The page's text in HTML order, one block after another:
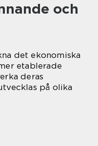
och
det ekonomiska
etablerade
deras
på olika